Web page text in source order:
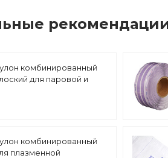
комбинированный
для паровой и
комбинированный
плазменной